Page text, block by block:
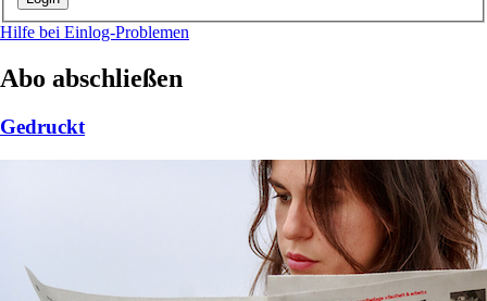
Hilfe bei Einlog-Problemen
Abo abschließen
Gedruckt